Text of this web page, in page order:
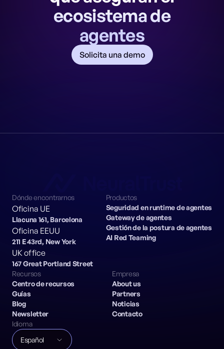
ecosistema de
agentes
Solicita una demo
Dónde encontrarnos
Oficina UE
Llacuna 161, Barcelona
Oficina EEUU
211 E 43rd, New York
UK office
167 Great Portland Street
Productos
Seguridad en runtime de agentes
Gateway de agentes
Gestión de la postura de agentes
AI Red Teaming
Recursos
Centro de recursos
Guías
Blog
Newsletter
Empresa
About us
Partners
Noticias
Contacto
Idioma
Español